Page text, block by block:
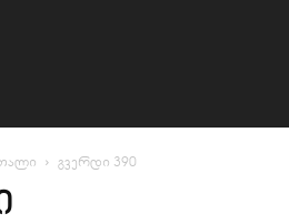
გვერდი 390